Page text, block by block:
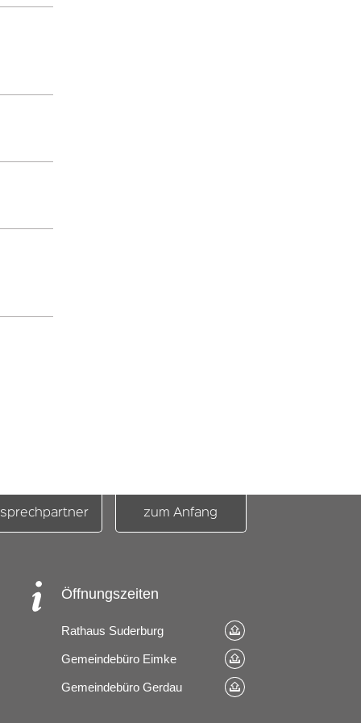
zum Anfang
Öffnungszeiten
Rathaus Suderburg
Gemeindebüro Eimke
Gemeindebüro Gerdau